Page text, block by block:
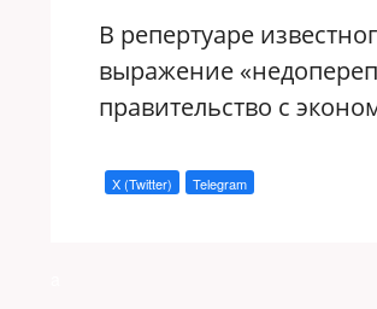
В репертуаре
выражение
правительство с
X (Twitter) Telegram